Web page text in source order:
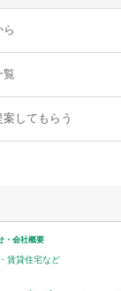
ら
覧
案してもらう
・会社概要
賃貸住宅など